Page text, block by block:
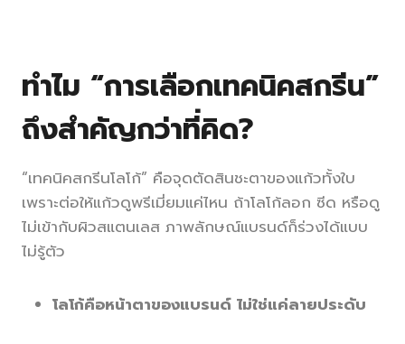
ทำไม “การเลือกเทคนิคสกรีน”
ถึงสำคัญกว่าที่คิด?
“เทคนิคสกรีนโลโก้” คือจุดตัดสินชะตาของแก้วทั้งใบ
เพราะต่อให้แก้วดูพรีเมี่ยมแค่ไหน ถ้าโลโก้ลอก ซีด หรือดู
ไม่เข้ากับผิวสแตนเลส ภาพลักษณ์แบรนด์ก็ร่วงได้แบบ
ไม่รู้ตัว
โลโก้คือหน้าตาของแบรนด์ ไม่ใช่แค่ลายประดับ